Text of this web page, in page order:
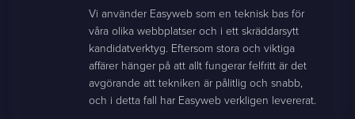
Vi använder Easyweb som en teknisk bas för
våra olika webbplatser och i ett skräddarsytt
kandidatverktyg. Eftersom stora och viktiga
affärer hänger på att allt fungerar felfritt är det
avgörande att tekniken är pålitlig och snabb,
och i detta fall har Easyweb verkligen levererat.